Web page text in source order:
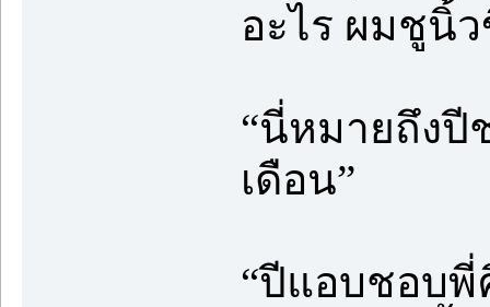
อะไร ผมชูนิ้
“นี่หมายถึงปี
เดือน”
“ปีแอบชอบพี่